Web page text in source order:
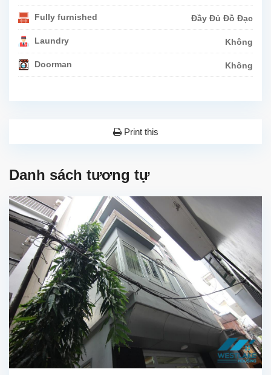
Fully furnished Đầy Đủ Đồ Đạc
Laundry Không
Doorman Không
Print this
Danh sách tương tự